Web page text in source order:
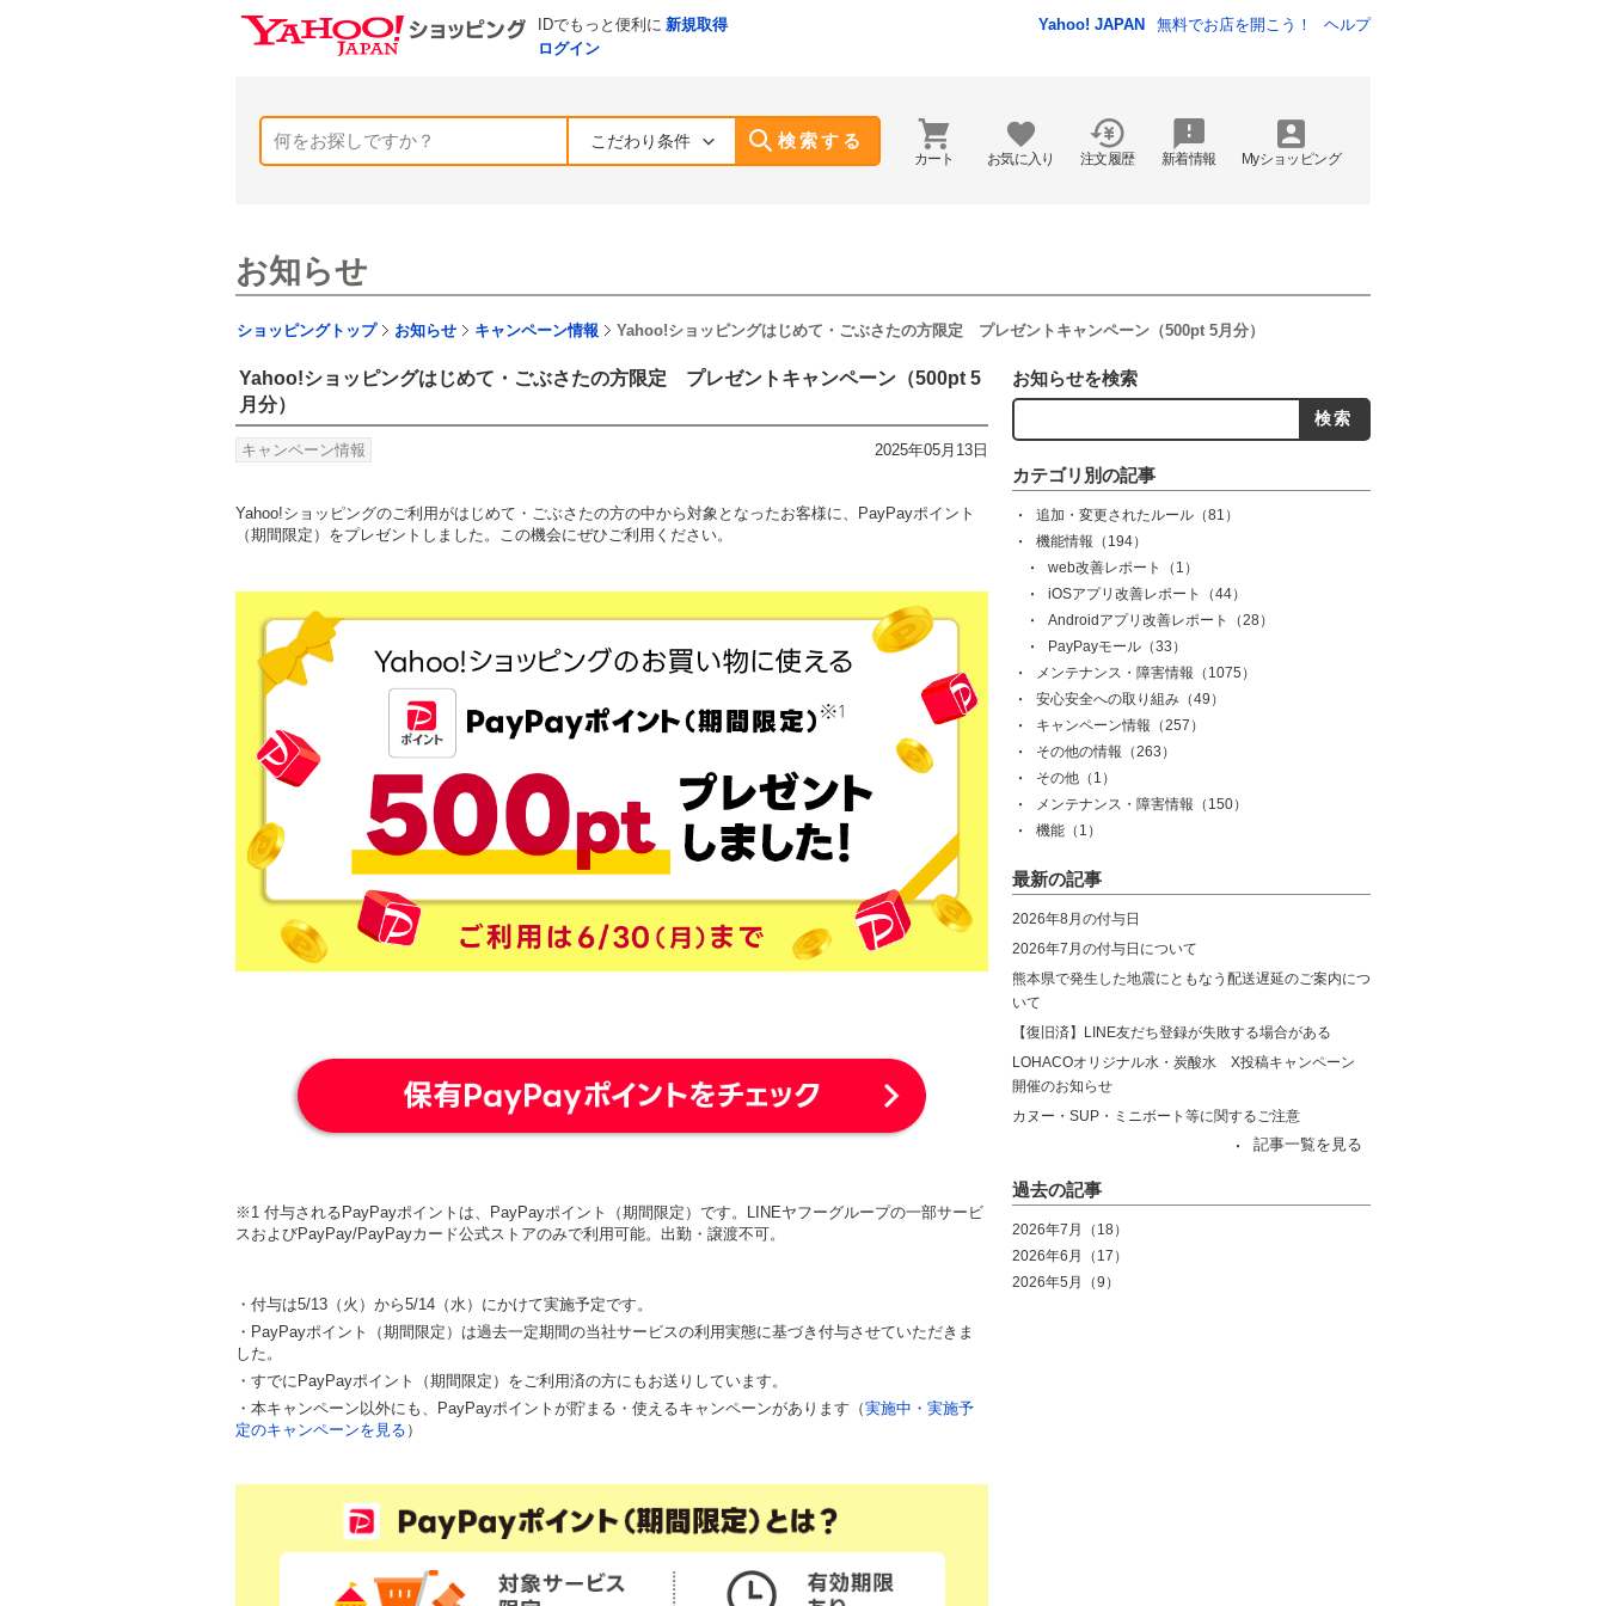
IDでもっと便利に 新規取得 Yahoo! JAPAN 無料でお店を開こう！
ヘルプ
ログイン
こだわり条件 検索する
カート お気に入り 注文履歴 新着情報 Myショッピング
お知らせ
ショッピングトップ お知らせ キャンペーン情報 Yahoo!ショッピングはじめて・ごぶさたの方限定 プレゼントキャンペーン（500pt 5月分）
Yahoo!ショッピングはじめて・ごぶさたの方限定 プレゼントキャンペーン（500pt 5
月分）
キャンペーン情報 2025年05月13日
Yahoo!ショッピングのご利用がはじめて・ごぶさたの方の中から対象となったお客様に、PayPayポイント
（期間限定）をプレゼントしました。この機会にぜひご利用ください。
※1 付与されるPayPayポイントは、PayPayポイント（期間限定）です。LINEヤフーグループの一部サービ
スおよびPayPay/PayPayカード公式ストアのみで利用可能。出勤・譲渡不可。
・付与は5/13（火）から5/14（水）にかけて実施予定です。
・PayPayポイント（期間限定）は過去一定期間の当社サービスの利用実態に基づき付与させていただきま
した。
・すでにPayPayポイント（期間限定）をご利用済の方にもお送りしています。
・本キャンペーン以外にも、PayPayポイントが貯まる・使えるキャンペーンがあります（実施中・実施予
定のキャンペーンを見る ）
お知らせを検索
カテゴリ別の記事
追加・変更されたルール （81）
機能情報 （194）
web改善レポート
（1）
iOSアプリ改善レポート
（44）
Androidアプリ改善レポート
（28）
PayPayモール （33）
メンテナンス・障害情報 （1075）
安心安全への取り組み （49）
キャンペーン情報 （257）
その他の情報 （263）
その他 （1）
メンテナンス・障害情報 （150）
機能 （1）
最新の記事
2026年8月の付与日
2026年7月の付与日について
熊本県で発生した地震にともなう配送遅延のご案内につ
いて
【復旧済】LINE友だち登録が失敗する場合がある
LOHACOオリジナル水・炭酸水 X投稿キャンペーン
開催のお知らせ
カヌー・SUP・ミニボート等に関するご注意
記事一覧を見る
過去の記事
2026年7月
（18）
2026年6月
（17）
2026年5月
（9）